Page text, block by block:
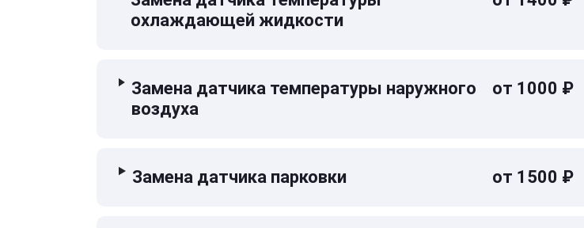
охлаждающей жидкости
Замена датчика температуры наружного
воздуха
от 1000 ₽
Замена датчика парковки от 1500 ₽